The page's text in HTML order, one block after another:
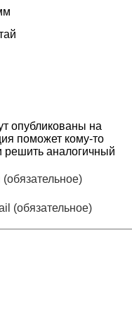
опубликованы на
поможет кому-то
решить аналогичный
(обязательное)